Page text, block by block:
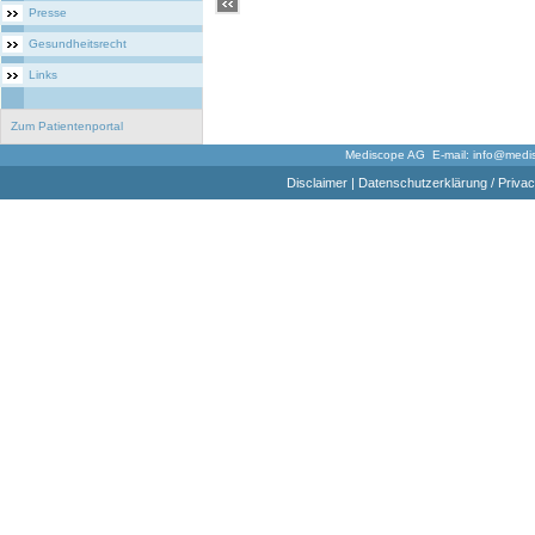
Presse
Gesundheitsrecht
Links
Zum Patientenportal
Mediscope AG E-mail:
Disclaimer| Datenschutzerklärung /